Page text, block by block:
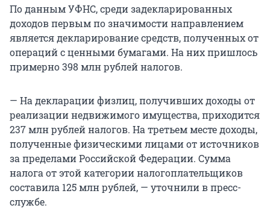
По данным УФНС, среди задекларированных
доходов первым по значимости направлением
является декларирование средств, полученных от
операций с ценными бумагами. На них пришлось
примерно 398 млн рублей налогов.
— На декларации физлиц, получивших доходы от
реализации недвижимого имущества, приходится
237 млн рублей налогов. На третьем месте доходы,
полученные физическими лицами от источников
за пределами Российской Федерации. Сумма
налога от этой категории налогоплательщиков
составила 125 млн рублей, — уточнили в пресс-
службе.